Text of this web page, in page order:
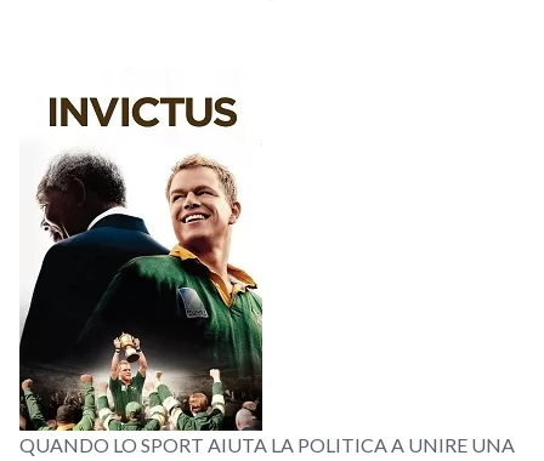
QUANDO LO SPORT AIUTA LA POLITICA A UNIRE UNA